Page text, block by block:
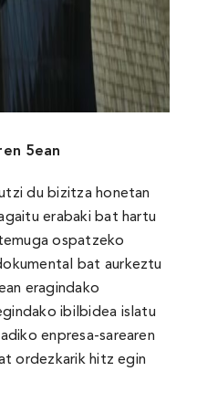
5ean
du bizitza honetan
erabaki bat hartu
ospatzeko
bat aurkeztu
eragindako
ibilbidea islatu
enpresa-sarearen
ordezkarik hitz egin